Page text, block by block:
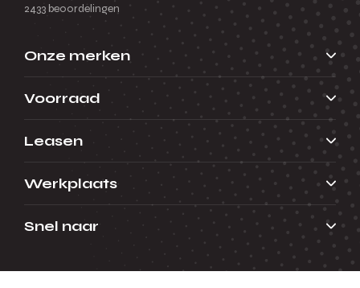
2433 beoordelingen
Onze merken
Voorraad
Leasen
Werkplaats
Snel naar